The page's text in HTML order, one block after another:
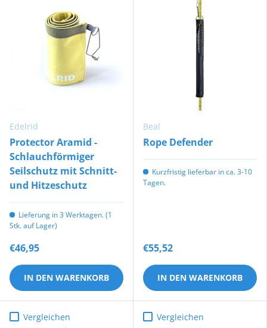
Edelrid
Protector Aramid -
Schlauchförmiger
Seilschutz mit Schnitt-
und Hitzeschutz
Lieferung in 3 Werktagen. (1
Stk. auf Lager)
€46,95
IN DEN WARENKORB
Beal
Rope Defender
Kurzfristig lieferbar in ca. 3-10
Tagen.
€55,52
IN DEN WARENKORB
Vergleichen Vergleichen